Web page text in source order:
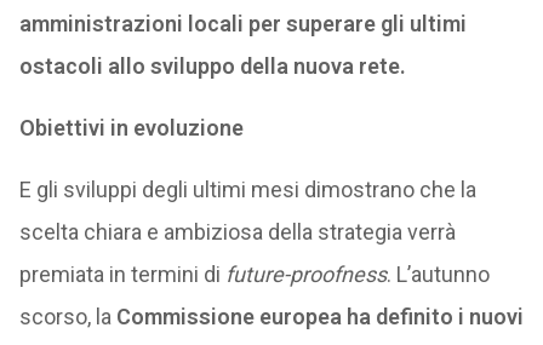
amministrazioni locali per superare gli ultimi
ostacoli allo sviluppo della nuova rete.
Obiettivi in evoluzione
E gli sviluppi degli ultimi mesi dimostrano che la
scelta chiara e ambiziosa della strategia verrà
premiata in termini di future-proofness. L’autunno
scorso, la Commissione europea ha definito i nuovi